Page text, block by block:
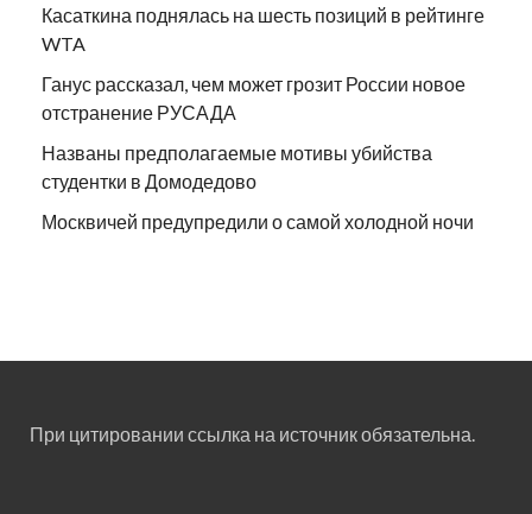
Касаткина поднялась на шесть позиций в рейтинге
WTA
Ганус рассказал, чем может грозит России новое
отстранение РУСАДА
Названы предполагаемые мотивы убийства
студентки в Домодедово
Москвичей предупредили о самой холодной ночи
При цитировании ссылка на источник обязательна.